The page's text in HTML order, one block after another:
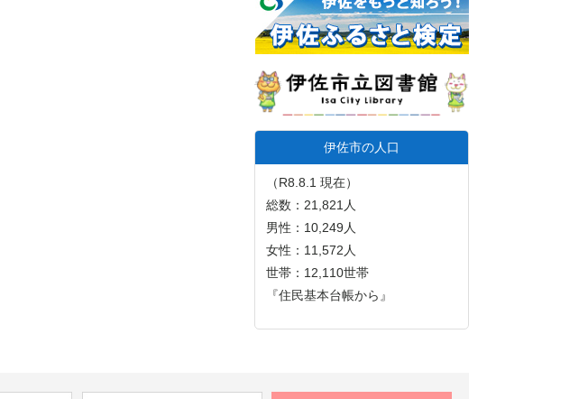
伊佐市の人口
（R8.8.1 現在）
総数：21,821人
男性：10,249人
女性：11,572人
世帯：12,110世帯
『住民基本台帳から』